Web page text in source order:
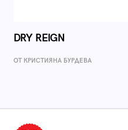
DRY REIGN
ОТ КРИСТИЯНА БУРДЕВА